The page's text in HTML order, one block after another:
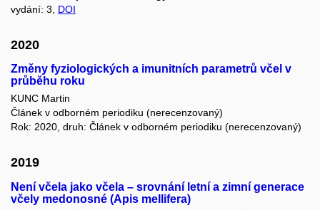
vydání: 3, DOI
2020
Změny fyziologických a imunitních parametrů včel v
průběhu roku
KUNC Martin
Článek v odborném periodiku (nerecenzovaný)
Rok: 2020, druh: Článek v odborném periodiku (nerecenzovaný)
2019
Není včela jako včela – srovnání letní a zimní generace
včely medonosné (Apis mellifera)